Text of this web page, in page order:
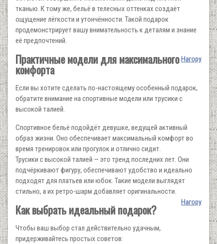
тканью. К тому же, бельё в телесных оттенках создаёт
ощущение лёгкости и утончённости. Такой подарок
продемонстрирует вашу внимательность к деталям и знание
её предпочтений.
Нагору
Практичные модели для максимального
комфорта
Если вы хотите сделать по-настоящему особенный подарок,
обратите внимание на спортивные модели или трусики с
высокой талией.
Спортивное бельё подойдёт девушке, ведущей активный
образ жизни. Оно обеспечивает максимальный комфорт во
время тренировок или прогулок и отлично сидит.
Трусики с высокой талией — это тренд последних лет. Они
подчёркивают фигуру, обеспечивают удобство и идеально
подходят для платьев или юбок. Такие модели выглядят
стильно, а их ретро-шарм добавляет оригинальности.
Нагору
Как выбрать идеальный подарок?
Чтобы ваш выбор стал действительно удачным,
придерживайтесь простых советов: